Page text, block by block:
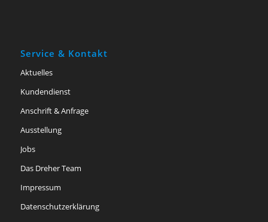
Service & Kontakt
Aktuelles
Kundendienst
Anschrift & Anfrage
Ausstellung
Jobs
Das Dreher Team
Impressum
Datenschutzerklärung